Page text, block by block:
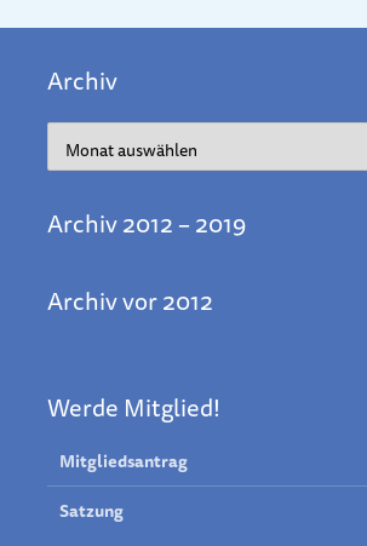
Archiv
Archiv 2012 – 2019
Archiv vor 2012
Werde Mitglied!
Mitgliedsantrag
Satzung